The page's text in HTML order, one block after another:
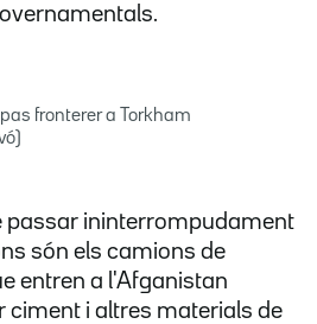
pas fronterer a Torkham
passar ininterrompudament
són els camions de
entren a l'Afganistan
ciment i altres materials de